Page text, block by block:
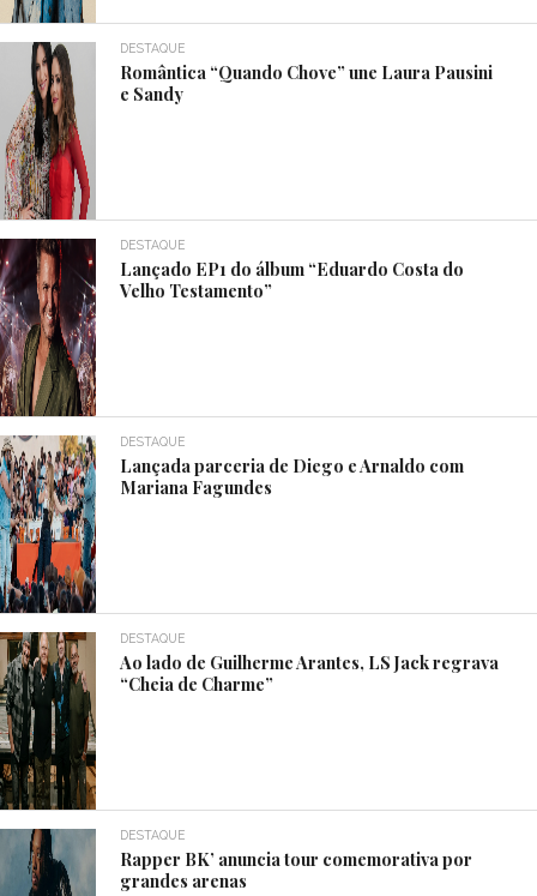
DESTAQUE
Romântica “Quando Chove” une Laura Pausini
e Sandy
DESTAQUE
Lançado EP1 do álbum “Eduardo Costa do
Velho Testamento”
DESTAQUE
Lançada parceria de Diego e Arnaldo com
Mariana Fagundes
DESTAQUE
Ao lado de Guilherme Arantes, LS Jack regrava
“Cheia de Charme”
DESTAQUE
Rapper BK’ anuncia tour comemorativa por
grandes arenas